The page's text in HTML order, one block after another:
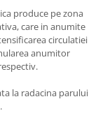
produce pe zona
care in anumite
circulatiei
anumitor
la radacina parului